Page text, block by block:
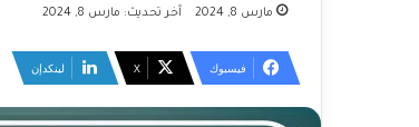
مارس 8, 2024 آخر تحديث: مارس 8, 2024
فيسبوك ‫X لينكدإن